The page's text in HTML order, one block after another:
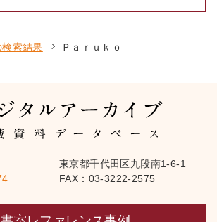
索結果 Ｐａｒｕｋｏ
東京都千代田区九段南1-6-1
FAX：03-3222-2575